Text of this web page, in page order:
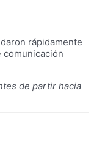
rápidamente
comunicación
de partir hacia